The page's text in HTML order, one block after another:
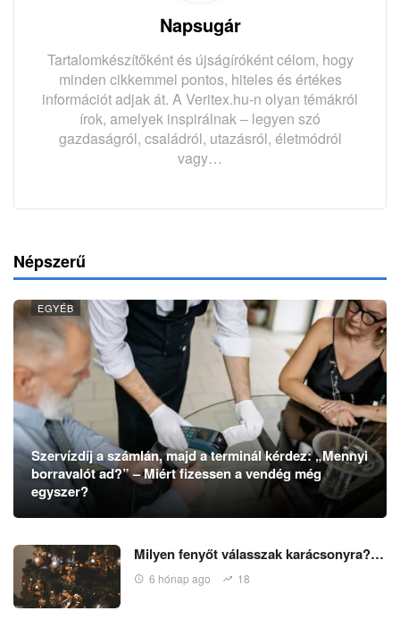
Napsugár
Tartalomkészítőként és újságíróként célom, hogy
minden cikkemmel pontos, hiteles és értékes
információt adjak át. A Veritex.hu-n olyan témákról
írok, amelyek inspirálnak – legyen szó
gazdaságról, családról, utazásról, életmódról
vagy…
Népszerű
EGYÉB
Szervízdíj a számlán, majd a terminál kérdez: „Mennyi
borravalót ad?” – Miért fizessen a vendég még
egyszer?
Milyen fenyőt válasszak karácsonyra?…
6 hónap ago 18